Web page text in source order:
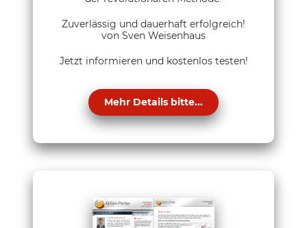
Zuverlässig und dauerhaft erfolgreich!
von Sven Weisenhaus
Jetzt informieren und kostenlos testen!
Mehr Details bitte...